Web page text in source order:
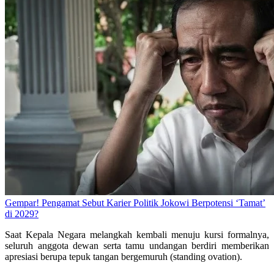
Gempar! Pengamat Sebut Karier Politik Jokowi Berpotensi ‘Tamat’
di 2029?
Saat Kepala Negara melangkah kembali menuju kursi formalnya,
seluruh anggota dewan serta tamu undangan berdiri memberikan
apresiasi berupa tepuk tangan bergemuruh (standing ovation).